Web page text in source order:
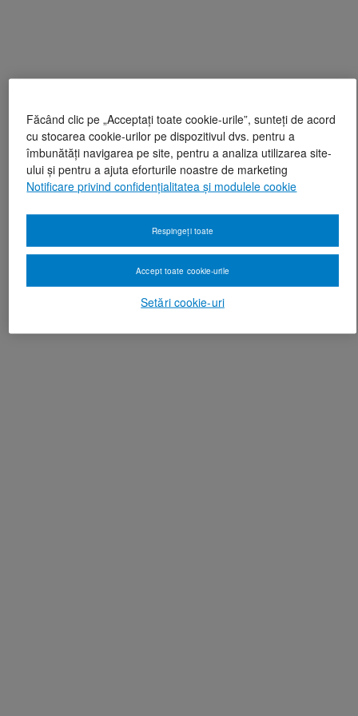
Făcând clic pe „Acceptați toate cookie-urile”, sunteți de acord
cu stocarea cookie-urilor pe dispozitivul dvs. pentru a
îmbunătăți navigarea pe site, pentru a analiza utilizarea site-
ului și pentru a ajuta eforturile noastre de marketing
Notificare privind confidențialitatea și modulele cookie
Setări cookie-uri
Respingeți toate
Accept toate cookie-urile